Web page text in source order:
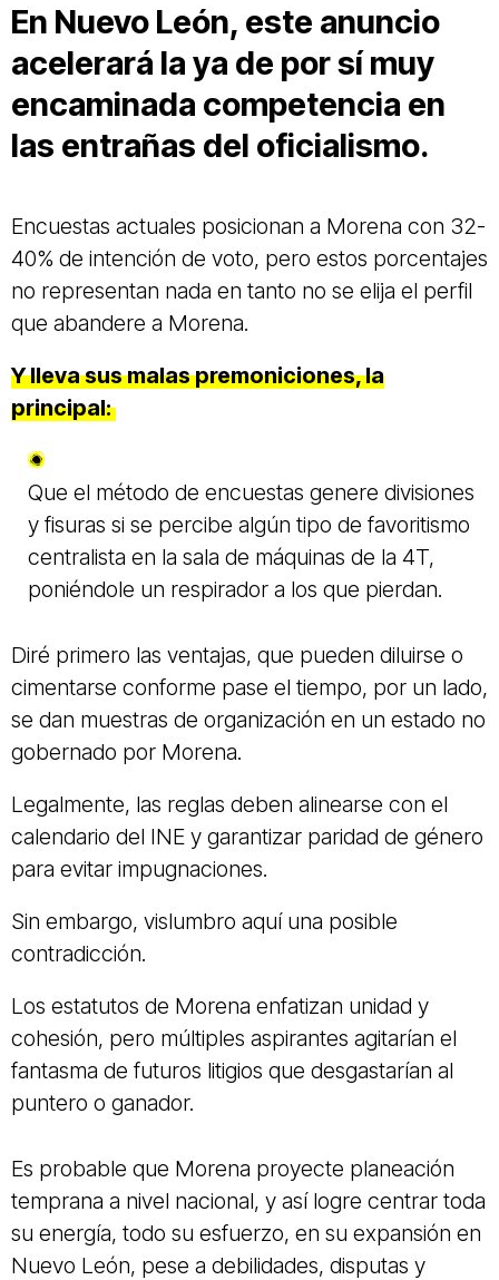
En Nuevo León, este anuncio
acelerará la ya de por sí muy
encaminada competencia en
las entrañas del oficialismo.
Encuestas actuales posicionan a Morena con 32-
40% de intención de voto, pero estos porcentajes
no representan nada en tanto no se elija el perfil
que abandere a Morena.
Y lleva sus malas premoniciones, la
principal:
Que el método de encuestas genere divisiones
y fisuras si se percibe algún tipo de favoritismo
centralista en la sala de máquinas de la 4T,
poniéndole un respirador a los que pierdan.
Diré primero las ventajas, que pueden diluirse o
cimentarse conforme pase el tiempo, por un lado,
se dan muestras de organización en un estado no
gobernado por Morena.
Legalmente, las reglas deben alinearse con el
calendario del INE y garantizar paridad de género
para evitar impugnaciones.
Sin embargo, vislumbro aquí una posible
contradicción.
Los estatutos de Morena enfatizan unidad y
cohesión, pero múltiples aspirantes agitarían el
fantasma de futuros litigios que desgastarían al
puntero o ganador.
Es probable que Morena proyecte planeación
temprana a nivel nacional, y así logre centrar toda
su energía, todo su esfuerzo, en su expansión en
Nuevo León, pese a debilidades, disputas y